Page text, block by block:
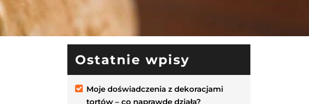
Ostatnie wpisy
Moje doświadczenia z dekoracjami
tortów – co naprawdę działa?